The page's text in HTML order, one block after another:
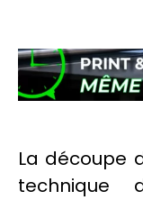
La découpe
technique